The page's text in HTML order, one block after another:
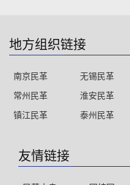
地方组织链接
南京民革 无锡民革
常州民革
淮安民革
镇江民革
泰州民革
友情链接